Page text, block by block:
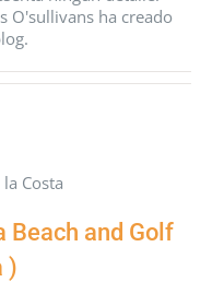
O'sullivans ha creado
Beach and Golf
)